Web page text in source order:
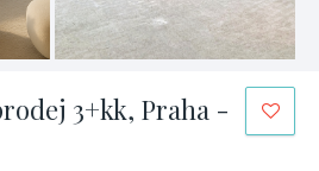
3+kk, Praha -